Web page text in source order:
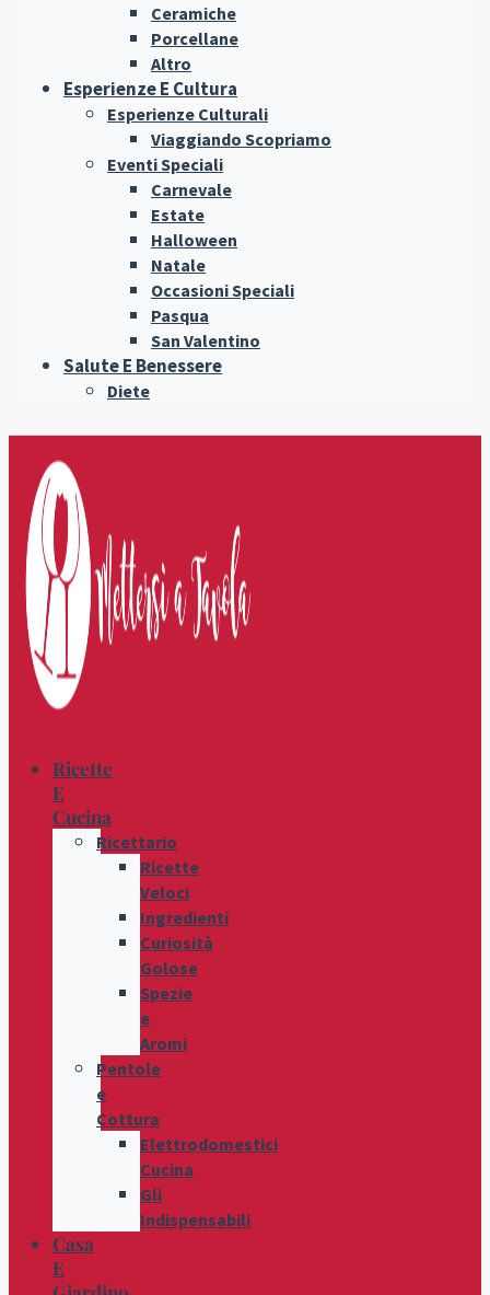
Ceramiche
Porcellane
Altro
Esperienze E Cultura
Esperienze Culturali
Viaggiando Scopriamo
Eventi Speciali
Carnevale
Estate
Halloween
Natale
Occasioni Speciali
Pasqua
San Valentino
Salute E Benessere
Diete
Ricette
E
Cucina
Ricettario
Ricette
Veloci
Ingredienti
Curiosità
Golose
Spezie
e
Aromi
Pentole
e
Cottura
Elettrodomestici
Cucina
Gli
Indispensabili
Casa
E